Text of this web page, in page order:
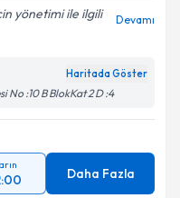
verilerimin belirtilen
ediyorum.
Gönder
yönetimi ile ilgili
Devamı
Haritada Göster
No :10 B BlokKat 2 D :4
Daha Fazla